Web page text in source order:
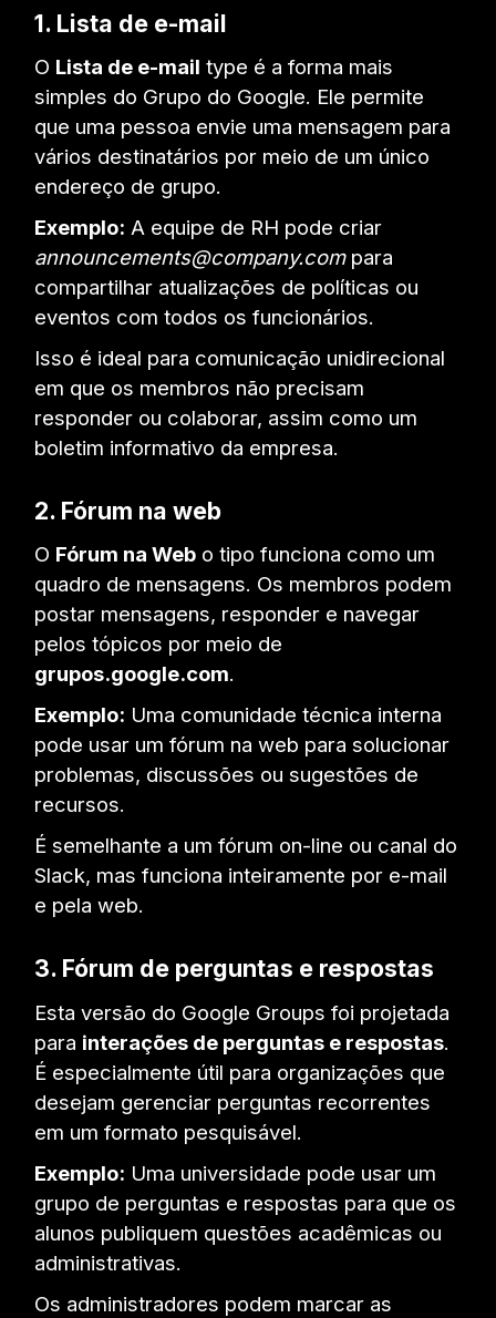
1. Lista de e-mail
O Lista de e-mail type é a forma mais
simples do Grupo do Google. Ele permite
que uma pessoa envie uma mensagem para
vários destinatários por meio de um único
endereço de grupo.
Exemplo: A equipe de RH pode criar
announcements@company.compara
compartilhar atualizações de políticas ou
eventos com todos os funcionários.
Isso é ideal para comunicação unidirecional
em que os membros não precisam
responder ou colaborar, assim como um
boletim informativo da empresa.
2. Fórum na web
O Fórum na Web o tipo funciona como um
quadro de mensagens. Os membros podem
postar mensagens, responder e navegar
pelos tópicos por meio de
grupos.google.com.
Exemplo: Uma comunidade técnica interna
pode usar um fórum na web para solucionar
problemas, discussões ou sugestões de
recursos.
É semelhante a um fórum on-line ou canal do
Slack, mas funciona inteiramente por e-mail
e pela web.
3. Fórum de perguntas e respostas
Esta versão do Google Groups foi projetada
para interações de perguntas e respostas.
É especialmente útil para organizações que
desejam gerenciar perguntas recorrentes
em um formato pesquisável.
Exemplo: Uma universidade pode usar um
grupo de perguntas e respostas para que os
alunos publiquem questões acadêmicas ou
administrativas.
Os administradores podem marcar as